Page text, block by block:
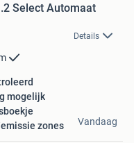
Select Automaat
Details
mogelijk
zones
Vandaag